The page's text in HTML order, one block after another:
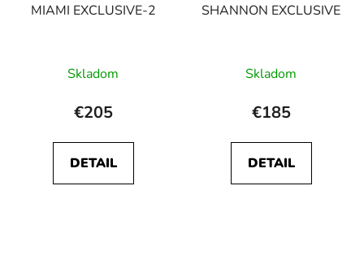
MIAMI EXCLUSIVE-2
Skladom
€205
DETAIL
SHANNON EXCLUSIVE
Skladom
€185
DETAIL